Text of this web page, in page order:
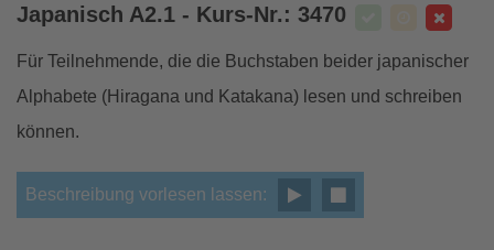
Japanisch A2.1 - Kurs-Nr.: 3470
Für Teilnehmende, die die Buchstaben beider japanischer
Alphabete (Hiragana und Katakana) lesen und schreiben
können.
Beschreibung vorlesen lassen: